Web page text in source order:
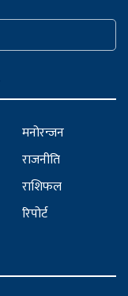
मनोरन्जन
राजनीति
राशिफल
रिपोर्ट